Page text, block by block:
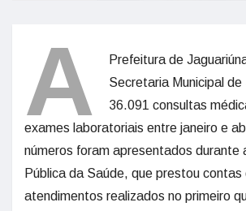
A
Prefeitura de
Secretaria Municipal
36.091 consultas
exames laboratoriais entre janeiro e
números foram apresentados durante
Pública da Saúde, que prestou
atendimentos realizados no primeiro